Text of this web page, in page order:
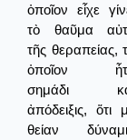
ὁποῖον εἶχε
τὸ θαῦμα
τῆς θεραπείας,
ὁποῖον
σημάδι
ἀπόδειξις, ὅτι
θείαν